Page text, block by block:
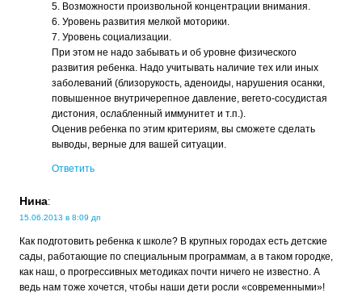
5. Возможности произвольной концентрации внимания.
6. Уровень развития мелкой моторики.
7. Уровень социализации.
При этом не надо забывать и об уровне физического
развития ребенка. Надо учитывать наличие тех или иных
заболеваний (близорукость, аденоиды, нарушения осанки,
повышенное внутричерепное давление, вегето-сосудистая
дистония, ослабленный иммунитет и т.п.).
Оценив ребенка по этим критериям, вы сможете сделать
выводы, верные для вашей ситуации.
Ответить
Нина:
15.06.2013 в 8:09 дп
Как подготовить ребенка к школе? В крупных городах есть детские
сады, работающие по специальным программам, а в таком городке,
как наш, о прогрессивных методиках почти ничего не известно. А
ведь нам тоже хочется, чтобы наши дети росли «современными»!